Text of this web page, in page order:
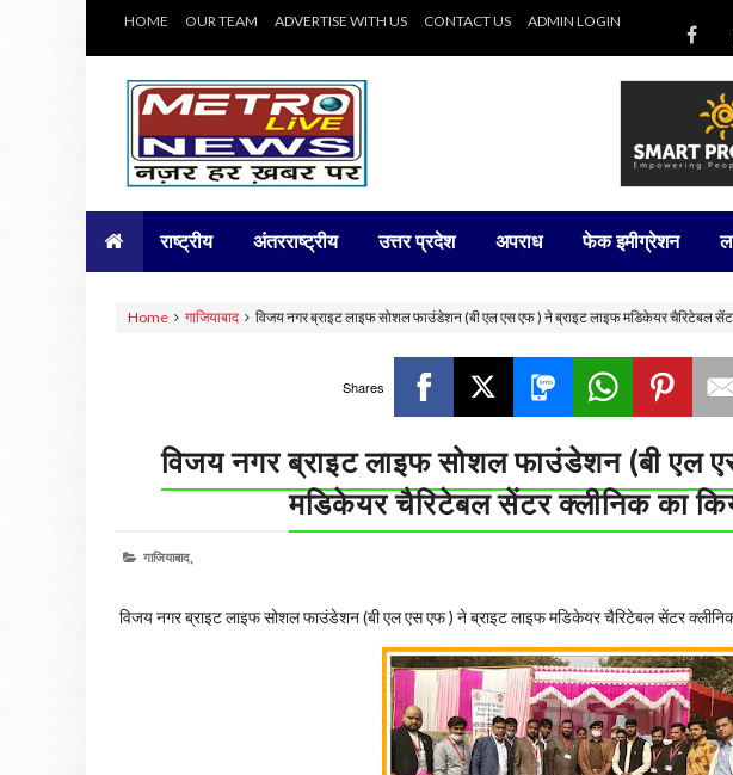
HOME OUR TEAM ADVERTISE WITH US CONTACT US ADMIN LOGIN
राष्ट्रीय अंतरराष्ट्रीय उत्तर प्रदेश अपराध फेक इमीग्रेशन
Home गाजियाबाद विजय नगर ब्राइट लाइफ सोशल फाउंडेशन (बी एल एस एफ ) ने ब्राइट लाइफ मडिकेयर चैरिटेबल
Shares
विजय नगर ब्राइट लाइफ सोशल फाउंडेशन (बी एल
मडिकेयर चैरिटेबल सेंटर क्लीनिक का
गाजियाबाद,
विजय नगर ब्राइट लाइफ सोशल फाउंडेशन (बी एल एस एफ ) ने ब्राइट लाइफ मडिकेयर चैरिटेबल सेंटर